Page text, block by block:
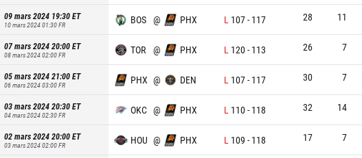
09 mars 2024 19:30ET
10 mars 2024 01:30FR BOS @ PHX L 107- 117 28 11
07 mars 2024 20:00ET
08 mars 2024 02:00FR TOR @ PHX L 120- 113 26 7
05 mars 2024 21:00ET
06 mars 2024 03:00FR PHX @ DEN L 107- 117 30 7
03 mars 2024 20:30ET
04 mars 2024 02:30FR OKC @ PHX L 110- 118 32 14
02 mars 2024 20:00ET
03 mars 2024 02:00FR HOU @ PHX L 109 - 118 17 7